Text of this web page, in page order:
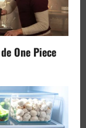
One Piece